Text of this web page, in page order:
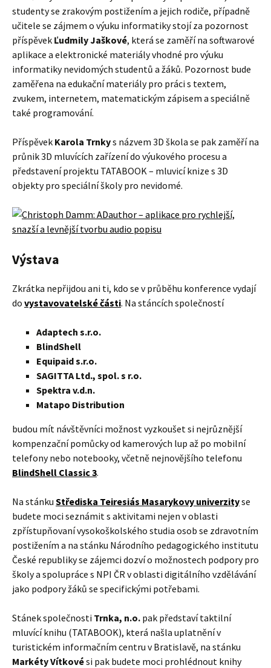
studenty se zrakovým postižením a jejich rodiče, případně
učitele se zájmem o výuku informatiky stojí za pozornost
příspěvek Ľudmily Jaškové, která se zaměří na softwarové
aplikace a elektronické materiály vhodné pro výuku
informatiky nevidomých studentů a žáků. Pozornost bude
zaměřena na edukační materiály pro práci s textem,
zvukem, internetem, matematickým zápisem a speciálně
také programování.
Příspěvek Karola Trnkys názvem 3D škola se pak zaměří na
průnik 3D mluvících zařízení do výukového procesu a
představení projektu TATABOOK – mluvicí knize s 3D
objekty pro speciální školy pro nevidomé.
Výstava
Zkrátka nepřijdou ani ti, kdo se v průběhu konference vydají
do vystavovatelské části. Na stáncích společností
Adaptech s.r.o.
BlindShell
Equipaid s.r.o.
SAGITTA Ltd., spol. s r.o.
Spektra v.d.n.
Matapo Distribution
budou mít návštěvníci možnost vyzkoušet si nejrůznější
kompenzační pomůcky od kamerových lup až po mobilní
telefony nebo notebooky, včetně nejnovějšího telefonu
BlindShell Classic 3.
Na stánku Střediska Teiresiás Masarykovy univerzityse
budete moci seznámit s aktivitami nejen v oblasti
zpřístupňovaní vysokoškolského studia osob se zdravotním
postižením a na stánku Národního pedagogického institutu
České republiky se zájemci dozví o možnostech podpory pro
školy a spolupráce s NPI ČR v oblasti digitálního vzdělávání
jako podpory žáků se specifickými potřebami.
Stánek společnosti Trnka, n.o. pak představí taktilní
mluvící knihu (TATABOOK), která našla uplatnění v
turistickém informačním centru v Bratislavě, na stánku
Markéty Vítkovési pak budete moci prohlédnout knihy